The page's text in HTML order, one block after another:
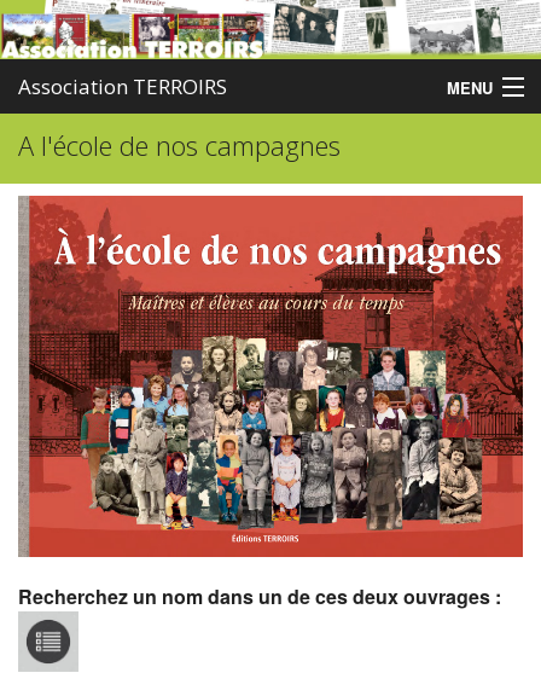
Association TERROIRS MENU
Accueil
Activités
Publications
Administration
Partenaires
Enquêtes
Contact
Boutique
A l'école de nos campagnes
Recherchez un nom dans un de ces deux ouvrages :